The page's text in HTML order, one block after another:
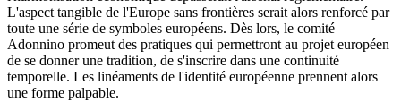
L'aspect tangible de l'Europe sans frontières serait alors renforcé par
toute une série de symboles européens. Dès lors, le comité
Adonnino promeut des pratiques qui permettront au projet européen
de se donner une tradition, de s'inscrire dans une continuité
temporelle. Les linéaments de l'identité européenne prennent alors
une forme palpable.